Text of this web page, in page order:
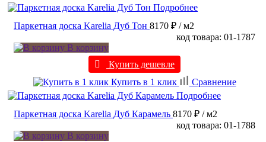
Подробнее
Паркетная доска Karelia Дуб Тон 8170 ₽ / м2
код товара: 01-1787
В корзину
Купить дешевле
Купить в 1 клик
Сравнение
Подробнее
Паркетная доска Karelia Дуб Карамель 8170 ₽ / м2
код товара: 01-1788
В корзину